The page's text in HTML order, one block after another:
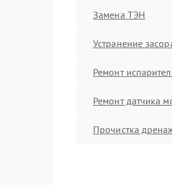
Замена ТЭН
Устранение
Ремонт
Ремонт датчика
Прочистка